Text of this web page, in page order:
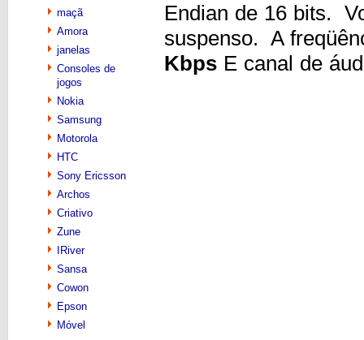
maçã
Amora
janelas
Consoles de
jogos
Nokia
Samsung
Motorola
HTC
Sony Ericsson
Archos
Criativo
Zune
IRiver
Sansa
Cowon
Epson
Móvel
Endian de 16 bits.
suspenso. A
Kbps E canal de